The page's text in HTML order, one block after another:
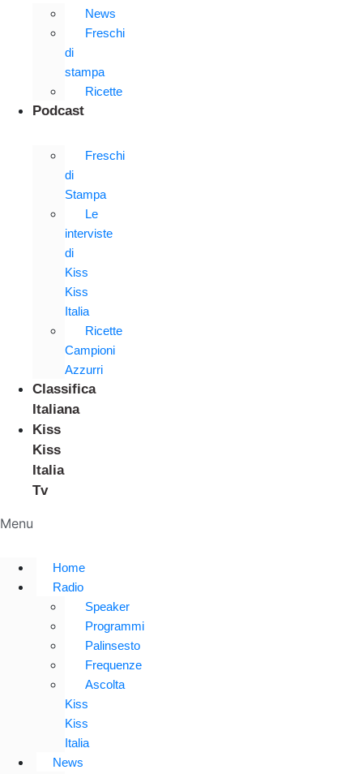
News
Freschi
di
stampa
Ricette
Podcast
Freschi
di
Stampa
Le
interviste
di
Kiss
Kiss
Italia
Ricette
Campioni
Azzurri
Classifica
Italiana
Kiss
Kiss
Italia
Tv
Menu
Home
Radio
Speaker
Programmi
Palinsesto
Frequenze
Ascolta
Kiss
Kiss
Italia
News